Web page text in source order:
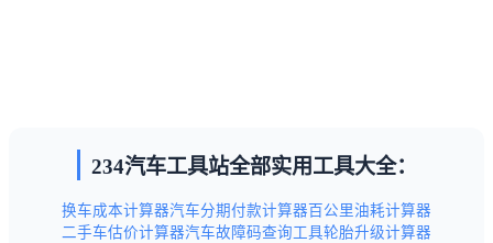
234汽车工具站全部实用工具大全：
换车成本计算器汽车分期付款计算器 百公里油耗计算器
二手车估价计算器汽车故障码查询工具轮胎升级计算器